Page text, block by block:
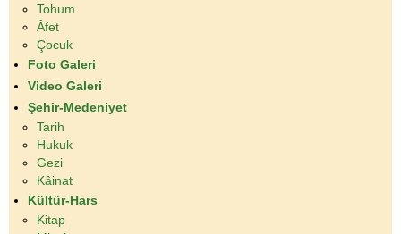
Tohum
Âfet
Çocuk
Foto Galeri
Video Galeri
Şehir-Medeniyet
Tarih
Hukuk
Gezi
Kâinat
Kültür-Hars
Kitap